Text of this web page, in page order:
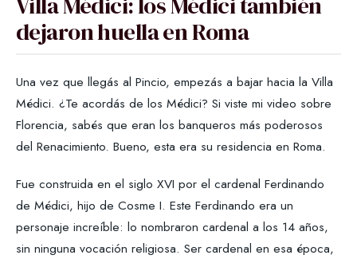
dejaron huella en Roma
Una vez que llegás al Pincio, empezás a bajar hacia la Villa
Médici. ¿Te acordás de los Médici? Si viste mi video sobre
Florencia, sabés que eran los banqueros más poderosos
del Renacimiento. Bueno, esta era su residencia en Roma.
Fue construida en el siglo XVI por el cardenal Ferdinando
de Médici, hijo de Cosme I. Este Ferdinando era un
personaje increíble: lo nombraron cardenal a los 14 años,
sin ninguna vocación religiosa. Ser cardenal en esa época,